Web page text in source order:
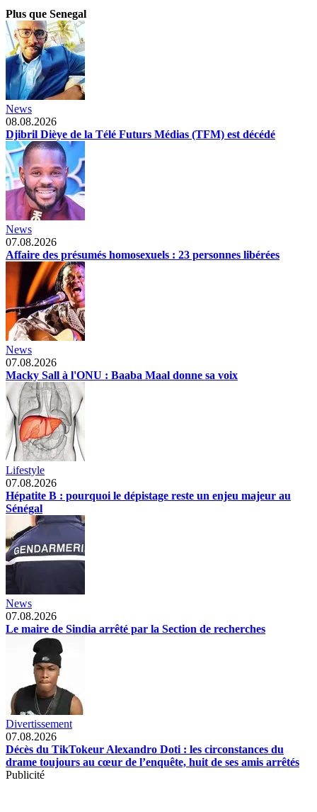
Plus que Senegal
News
08.08.2026
Djibril Dièye de la Télé Futurs Médias (TFM) est décédé
News
07.08.2026
Affaire des présumés homosexuels : 23 personnes libérées
News
07.08.2026
Macky Sall à l'ONU : Baaba Maal donne sa voix
Lifestyle
07.08.2026
Hépatite B : pourquoi le dépistage reste un enjeu majeur au
Sénégal
News
07.08.2026
Le maire de Sindia arrêté par la Section de recherches
Divertissement
07.08.2026
Décès du TikTokeur Alexandro Doti : les circonstances du
drame toujours au cœur de l’enquête, huit de ses amis arrêtés
Publicité